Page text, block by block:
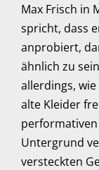
Max Frisch in
spricht, dass
anprobiert,
ähnlich zu
allerdings, wie
alte Kleider
Untergrund
versteckten